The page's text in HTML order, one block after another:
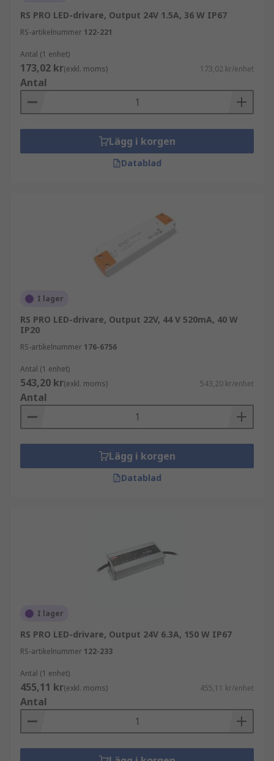
RS PRO LED-drivare, Output 24V 1.5A, 36 W IP67
RS-artikelnummer 122-221
Antal (1 enhet)
173,02 kr(exkl. moms) 173,02 kr/enhet
Antal
Lägg i korgen
Datablad
I lager
RS PRO LED-drivare, Output 22V, 44 V 520mA, 40 W
IP20
RS-artikelnummer 176-6756
Antal (1 enhet)
543,20 kr(exkl. moms) 543,20 kr/enhet
Antal
Lägg i korgen
Datablad
I lager
RS PRO LED-drivare, Output 24V 6.3A, 150 W IP67
RS-artikelnummer 122-233
Antal (1 enhet)
455,11 kr(exkl. moms) 455,11 kr/enhet
Antal